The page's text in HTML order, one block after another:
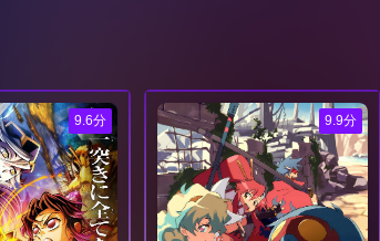
9.6分 9.9分